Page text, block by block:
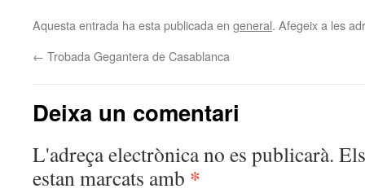
Aquesta entrada ha esta publicada en general. Afegeix a les
← Trobada Gegantera de Casablanca
Deixa un comentari
L'adreça electrònica no es publicarà.
estan marcats amb *